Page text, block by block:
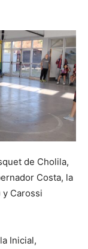
de Cholila,
Costa, la
y Carossi
Inicial,